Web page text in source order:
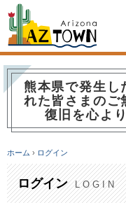
熊本県で発生し
れた皆さまのご
復旧を心よ
ホーム › ログイン
ログイン LOGIN